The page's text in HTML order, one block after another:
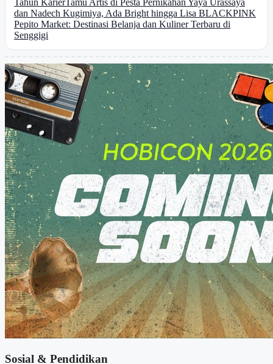
Tahun KarierTamu Artis di Pesta Pernikahan Yaya Urassaya
dan Nadech Kugimiya, Ada Bright hingga Lisa BLACKPINK
Pepito Market: Destinasi Belanja dan Kuliner Terbaru di
Senggigi
Sosial & Pendidikan